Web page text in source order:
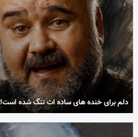
دلم برای خنده های ساده ات تنگ شده است!